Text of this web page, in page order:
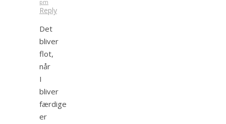
pm
Reply
Det
bliver
flot,
når
I
bliver
færdige
er